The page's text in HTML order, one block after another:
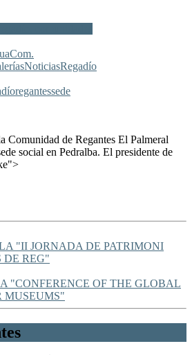
Com.
NoticiasRegadío
regantessede
Comunidad de Regantes El Palmeral
social en Pedralba. El presidente de
"II JORNADA DE PATRIMONI
REG"
"CONFERENCE OF THE GLOBAL
MUSEUMS"